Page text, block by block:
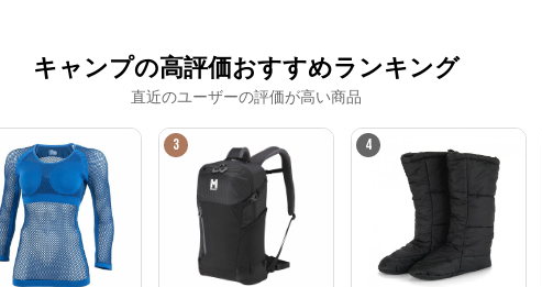
キャンプの高評価おすすめランキング
直近のユーザーの評価が高い商品
3 4